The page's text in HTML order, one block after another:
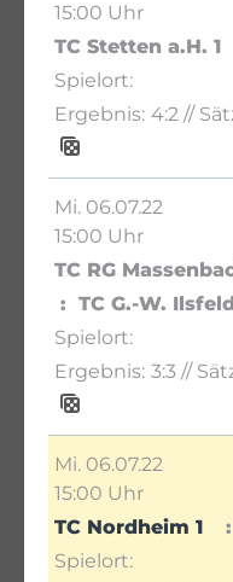
15:00 Uhr
TC Stetten a.H. 1
4:2 //
Mi. 06.07.22
15:00 Uhr
TC RG
TC G.-W.
3:3 //
Mi. 06.07.22
15:00 Uhr
TC Nordheim 1